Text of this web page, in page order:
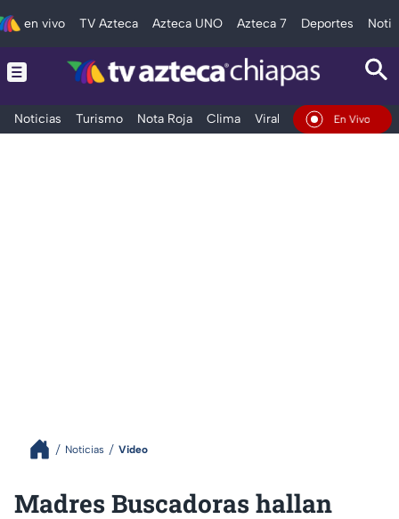
en vivo TV Azteca Azteca UNO Azteca 7 Deportes
Noticias Turismo Nota Roja Clima Viral y Tendencia
En Vivo
Noticias Video
Madres Buscadoras hallan